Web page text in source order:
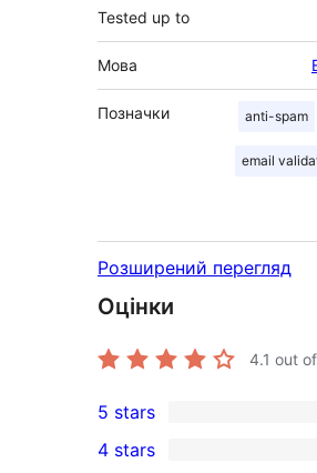
Tested up to
Мова
Позначки anti-spam
email
Розширений перегляд
Оцінки
4.1 out
18
5-
5 stars
4 stars